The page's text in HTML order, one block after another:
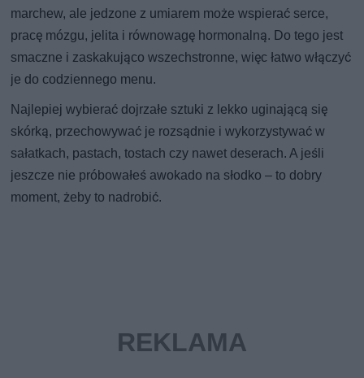
marchew, ale jedzone z umiarem może wspierać serce,
pracę mózgu, jelita i równowagę hormonalną. Do tego jest
smaczne i zaskakująco wszechstronne, więc łatwo włączyć
je do codziennego menu.
Najlepiej wybierać dojrzałe sztuki z lekko uginającą się
skórką, przechowywać je rozsądnie i wykorzystywać w
sałatkach, pastach, tostach czy nawet deserach. A jeśli
jeszcze nie próbowałeś awokado na słodko – to dobry
moment, żeby to nadrobić.